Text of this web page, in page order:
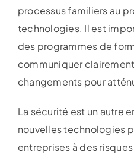
processus familiers au
technologies. Il est
des programmes de
communiquer
changements pour
La sécurité est un autre
nouvelles technologies
entreprises à des